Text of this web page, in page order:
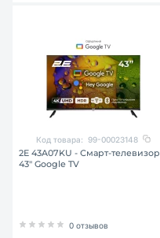
Код товара: 99-00023148
2E 43A07KU - Смарт-телевизор
43″ Google TV
0 отзывов